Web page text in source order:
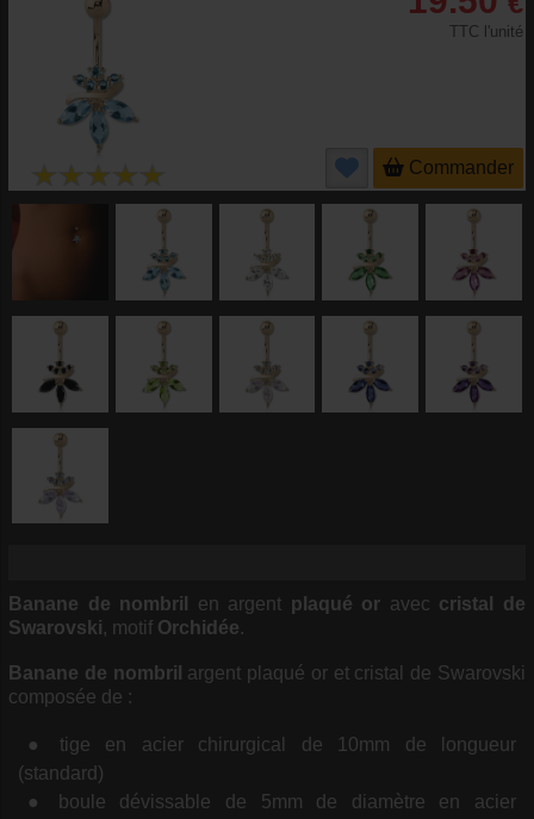
TTC l'unité
Commander
Banane de nombril en argent plaqué or avec cristal de
Swarovski, motif Orchidée.
Banane de nombril argent plaqué or et cristal de Swarovski
composée de :
tige en acier chirurgical de 10mm de longueur
(standard)
boule dévissable de 5mm de diamètre en acier